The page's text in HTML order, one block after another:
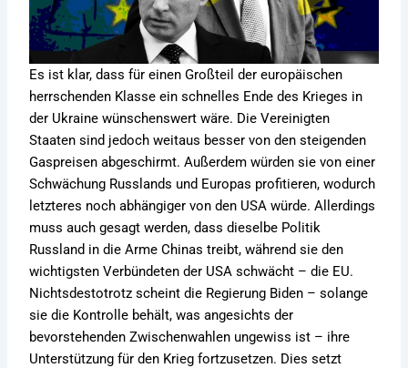
Es ist klar, dass für einen Großteil der europäischen
herrschenden Klasse ein schnelles Ende des Krieges in
der Ukraine wünschenswert wäre. Die Vereinigten
Staaten sind jedoch weitaus besser von den steigenden
Gaspreisen abgeschirmt. Außerdem würden sie von einer
Schwächung Russlands und Europas profitieren, wodurch
letzteres noch abhängiger von den USA würde. Allerdings
muss auch gesagt werden, dass dieselbe Politik
Russland in die Arme Chinas treibt, während sie den
wichtigsten Verbündeten der USA schwächt – die EU.
Nichtsdestotrotz scheint die Regierung Biden – solange
sie die Kontrolle behält, was angesichts der
bevorstehenden Zwischenwahlen ungewiss ist – ihre
Unterstützung für den Krieg fortzusetzen. Dies setzt